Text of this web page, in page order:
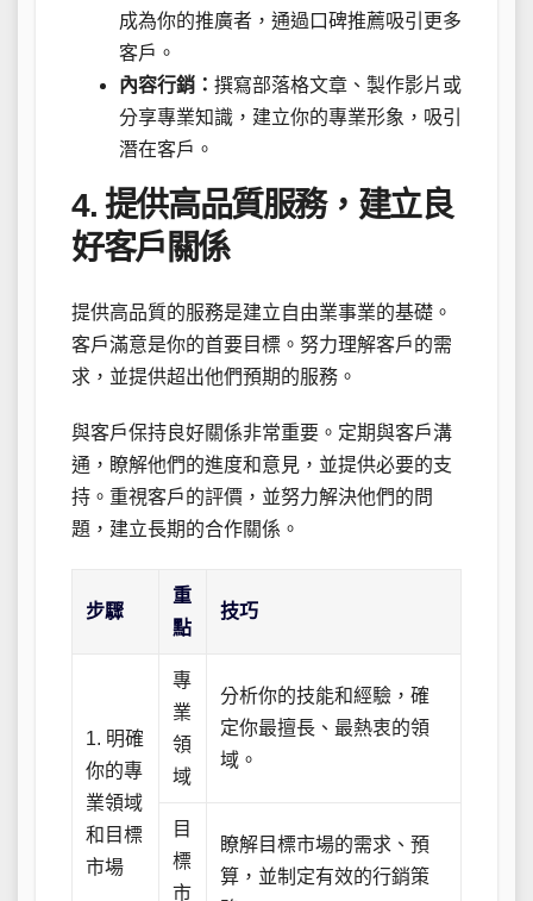
成為你的推廣者，通過口碑推薦吸引更多
客戶。
內容行銷： 撰寫部落格文章、製作影片或
分享專業知識，建立你的專業形象，吸引
潛在客戶。
4. 提供高品質服務，建立良
好客戶關係
提供高品質的服務是建立自由業事業的基礎。
客戶滿意是你的首要目標。努力理解客戶的需
求，並提供超出他們預期的服務。
與客戶保持良好關係非常重要。定期與客戶溝
通，瞭解他們的進度和意見，並提供必要的支
持。重視客戶的評價，並努力解決他們的問
題，建立長期的合作關係。
步驟
重
點
技巧
1. 明確
你的專
業領域
和目標
市場
專
業
領
域
分析你的技能和經驗，確
定你最擅長、最熱衷的領
域。
目
標
市
瞭解目標市場的需求、預
算，並制定有效的行銷策